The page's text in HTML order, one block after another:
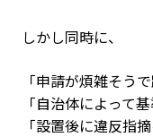
しかし同時に、
「申請が煩雑そう
「自治体によって
「設置後に違反指